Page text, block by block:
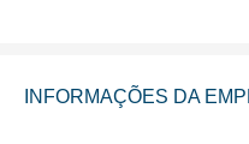
INFORMAÇÕES DA